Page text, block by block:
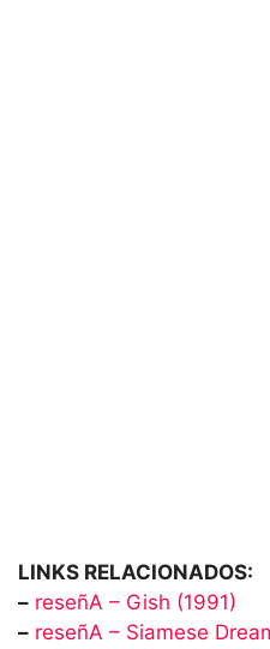
LINKS RELACIONADOS:
– reseñA – Gish (1991)
– reseñA – Siamese